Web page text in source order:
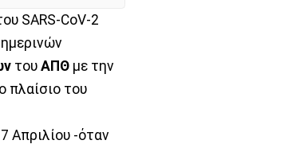
SARS-CoV-2
του ΑΠΘ με την
πλαίσιο του
Απριλίου -όταν